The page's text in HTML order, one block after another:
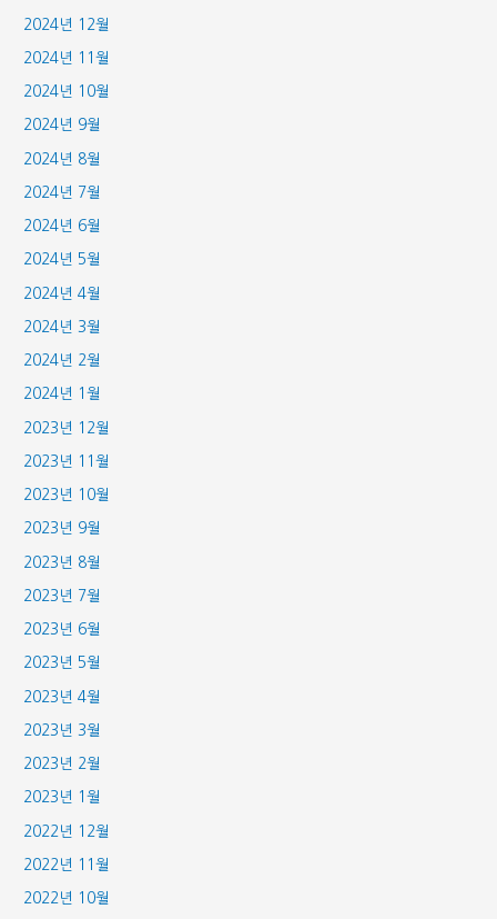
2024년 12월
2024년 11월
2024년 10월
2024년 9월
2024년 8월
2024년 7월
2024년 6월
2024년 5월
2024년 4월
2024년 3월
2024년 2월
2024년 1월
2023년 12월
2023년 11월
2023년 10월
2023년 9월
2023년 8월
2023년 7월
2023년 6월
2023년 5월
2023년 4월
2023년 3월
2023년 2월
2023년 1월
2022년 12월
2022년 11월
2022년 10월